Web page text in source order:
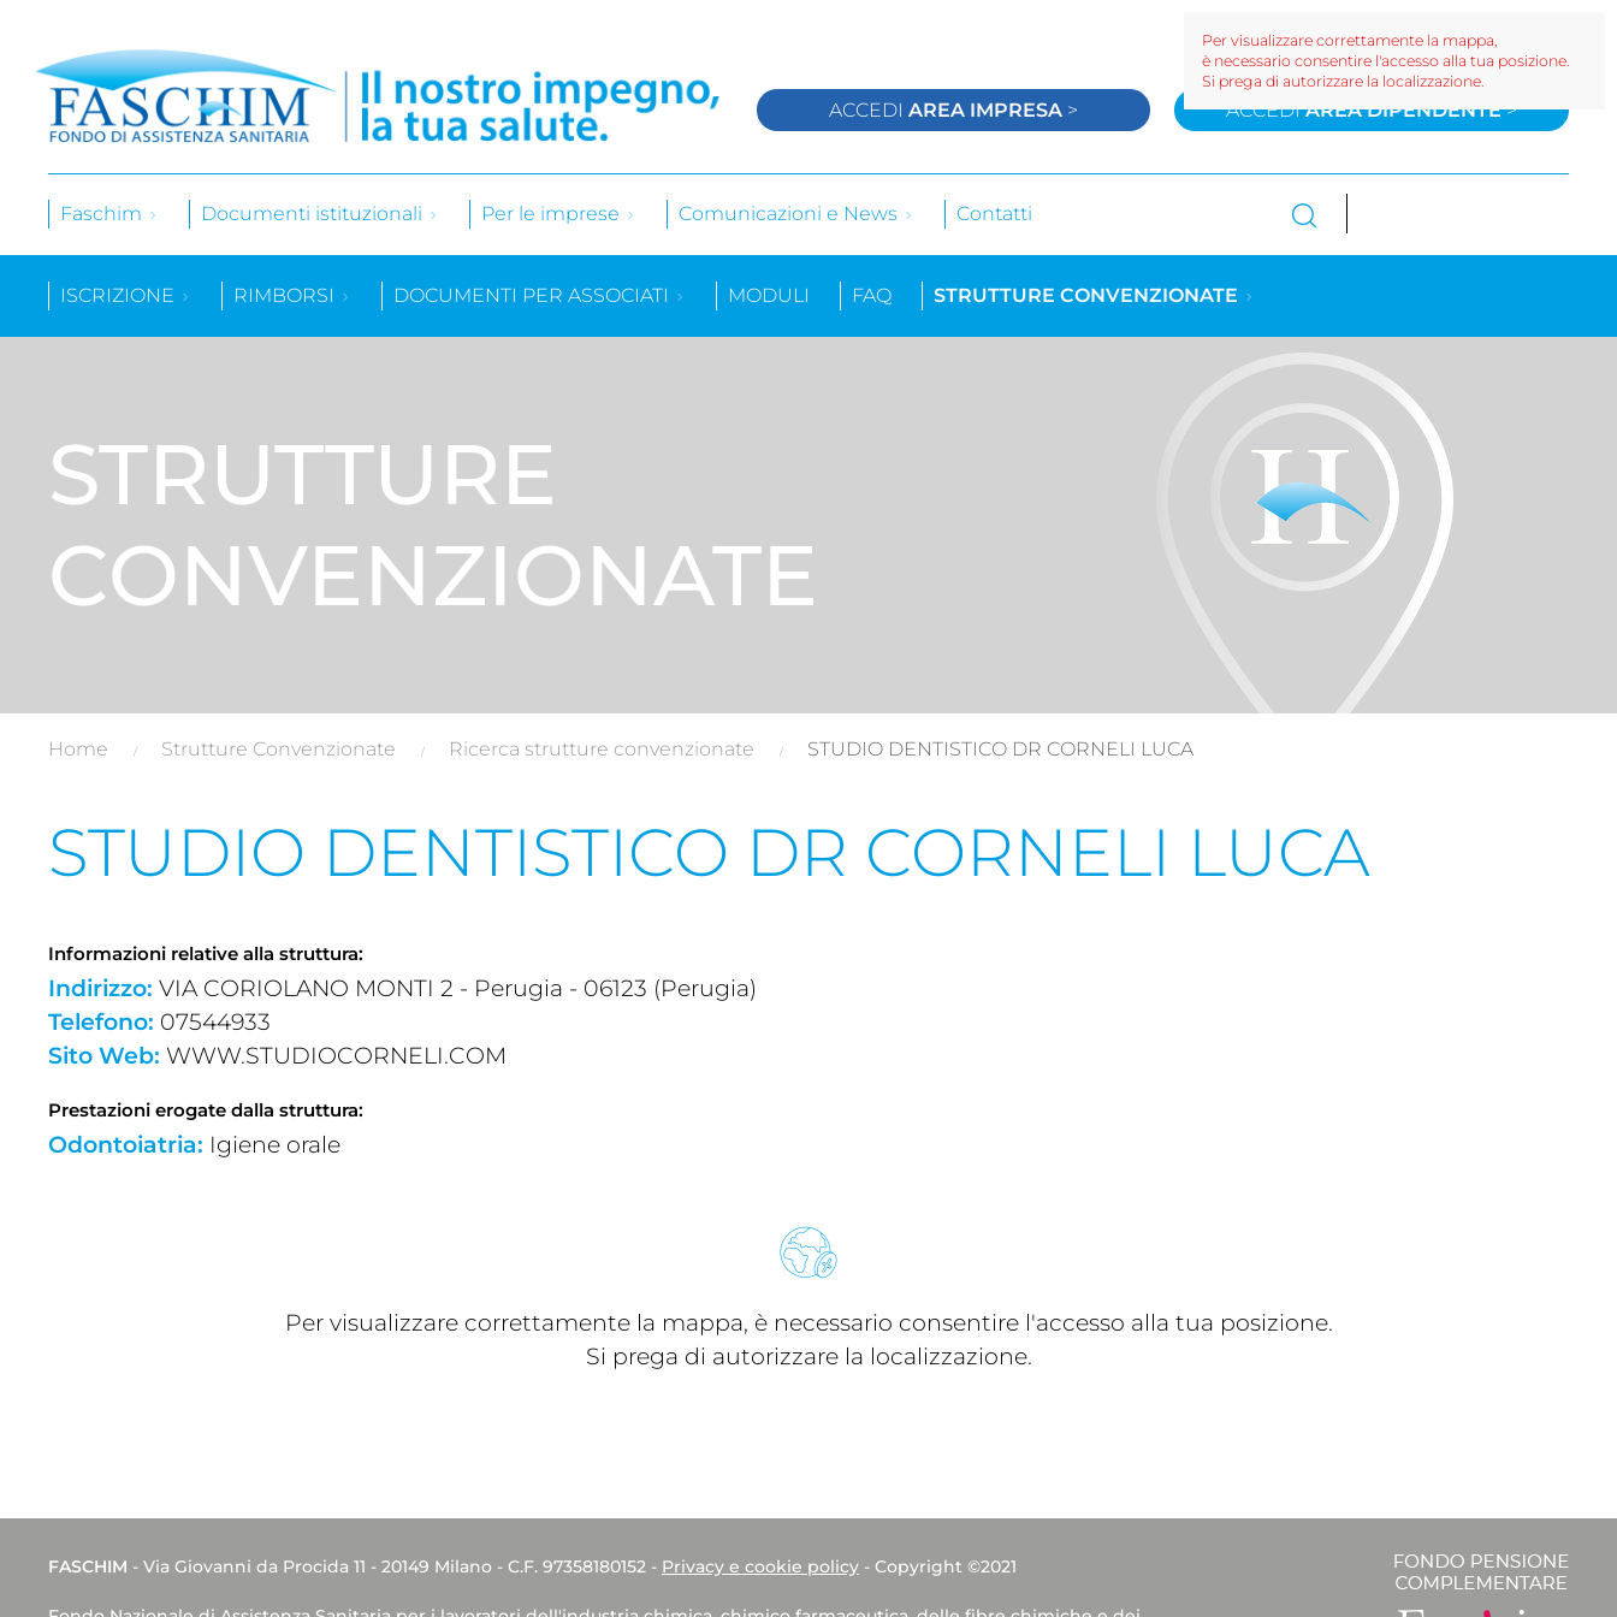
ACCEDIAREA IMPRESA > ACCEDIAREA DIPENDENTE>
Faschim Documenti istituzionali Per le imprese Comunicazioni e News Contatti
ISCRIZIONE RIMBORSI DOCUMENTI PER ASSOCIATI MODULI FAQ STRUTTURE CONVENZIONATE
STRUTTURE
CONVENZIONATE
Home Strutture Convenzionate Ricerca strutture convenzionate STUDIO DENTISTICO DR CORNELI LUCA
STUDIO DENTISTICO DR CORNELI LUCA
Informazioni relative alla struttura:
Indirizzo: VIA CORIOLANO MONTI 2 - Perugia - 06123 (Perugia)
Telefono: 07544933
Sito Web: WWW.STUDIOCORNELI.COM
Prestazioni erogate dalla struttura:
Odontoiatria: Igiene orale
Per visualizzare correttamente la mappa, è necessario consentire l'accesso alla tua posizione.
Si prega di autorizzare la localizzazione.
FASCHIM - Via Giovanni da Procida 11 - 20149 Milano - C.F. 97358180152 - Privacy e cookie policy - Copyright ©2021
Per visualizzare correttamente la mappa,
è necessario consentire l'accesso alla tua posizione.
Si prega di autorizzare la localizzazione.